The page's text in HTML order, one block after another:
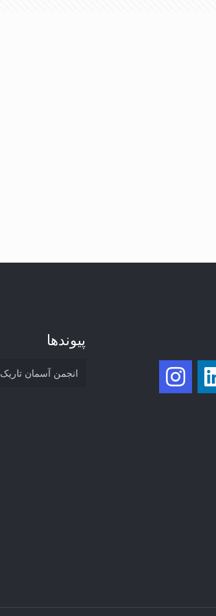
پیوند‌ها
انجمن آسمان تاریک